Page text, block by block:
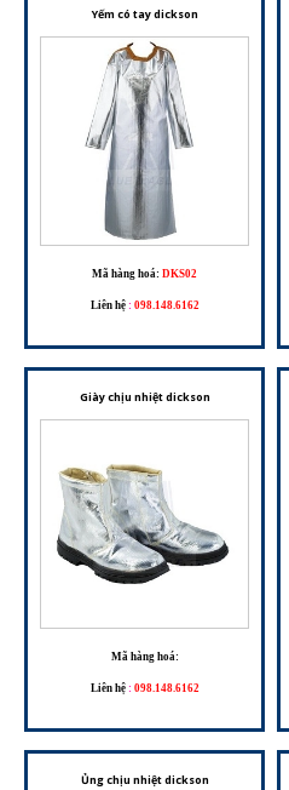
Yếm có tay dickson
Mã hàng hoá: DKS02
Liên hệ : 098.148.6162
Giày chịu nhiệt dickson
Mã hàng hoá:
Liên hệ : 098.148.6162
Ủng chịu nhiệt dickson